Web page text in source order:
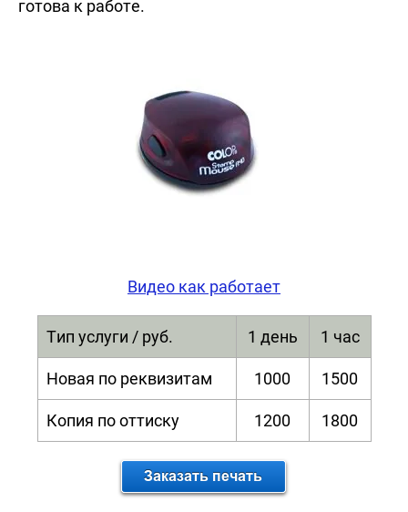
готова к работе.
Видео как работает
Тип услуги / руб. 1 день 1 час
Новая по реквизитам 1000 1500
Копия по оттиску 1200 1800